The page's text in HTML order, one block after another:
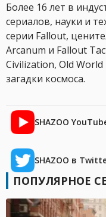
Более 16 лет в
сериалов, науки и
серии Fallout,
Arcanum и Fallout
Civilization, Old
загадки космоса.
SHAZOO
SHAZOO в
ПОПУЛЯРНОЕ